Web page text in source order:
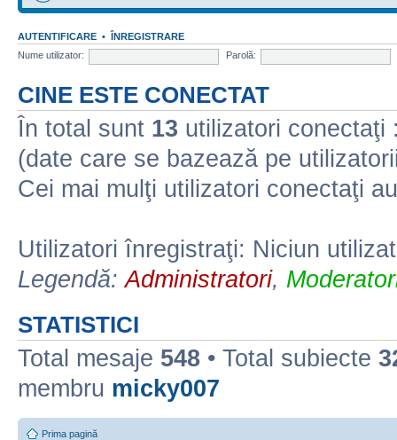
AUTENTIFICARE • ÎNREGISTRARE
Nume utilizator:
Parolă:
CINE ESTE CONECTAT
În total sunt 13 utilizatori conectaţi
(date care se bazează pe
Cei mai mulţi utilizatori conectaţi
Utilizatori înregistraţi: Niciun
Legendă:Administratori,
STATISTICI
Total mesaje 548 • Total subiecte
membru micky007
Prima pagină